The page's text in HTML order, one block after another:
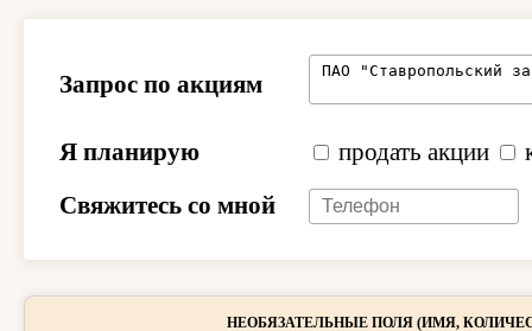
Запрос по акциям
Я планирую продать акции
Свяжитесь со мной
НЕОБЯЗАТЕЛЬНЫЕ ПОЛЯ (ИМЯ,